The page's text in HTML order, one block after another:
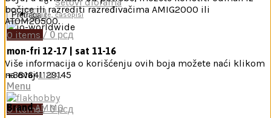
Pretraga
mon-fri 12-17 | sat 11-16
+381641129145
Menu
0items/ 0рсд
Knjige, časopisi
0 items / 0 рсд
bočice ili razrediti razređivačima AMIG2000 ili
ATOM20500.
Više informacija o korišćenju ovih boja možete naći klikom
na ovajLINK.
Brand AMMO